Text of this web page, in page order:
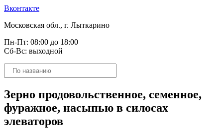
Вконтакте
Московская обл., г. Лыткарино
Пн-Пт: 08:00 до 18:00
Сб-Вс: выходной
Поиск
товаров
Зерно продовольственное, семенное,
фуражное, насыпью в силосах
элеваторов